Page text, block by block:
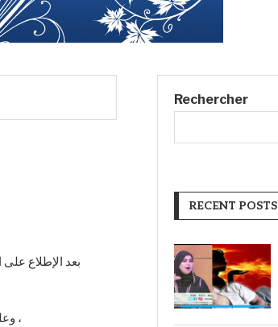
وعلى القانون عدد 48 لسنة 2016 المؤر ّ خ في 11 جويلية 2016 المتعل ّ ق بالبنوك والمؤسسات المالية ،
Rechercher
RECENT POSTS